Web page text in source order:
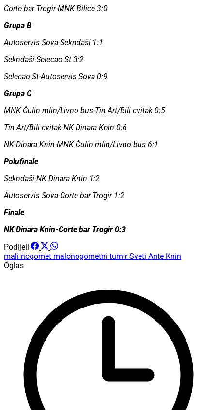
Corte bar Trogir-MNK Bilice 3:0
Grupa B
Autoservis Sova-Sekndaši 1:1
Sekndaši-Selecao St 3:2
Selecao St-Autoservis Sova 0:9
Grupa C
MNK Čulin mlin/Livno bus-Tin Art/Bili cvitak 0:5
Tin Art/Bili cvitak-NK Dinara Knin 0:6
NK Dinara Knin-MNK Čulin mlin/Livno bus 6:1
Polufinale
Sekndaši-NK Dinara Knin 1:2
Autoservis Sova-Corte bar Trogir 1:2
Finale
NK Dinara Knin-Corte bar Trogir 0:3
Podijeli
mali nogomet malonogometni turnirSveti Ante Knin
Oglas